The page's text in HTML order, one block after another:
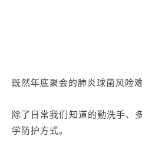
既然年底聚会的肺炎球菌风险
除了日常我们知道的勤洗手、
学防护方式。